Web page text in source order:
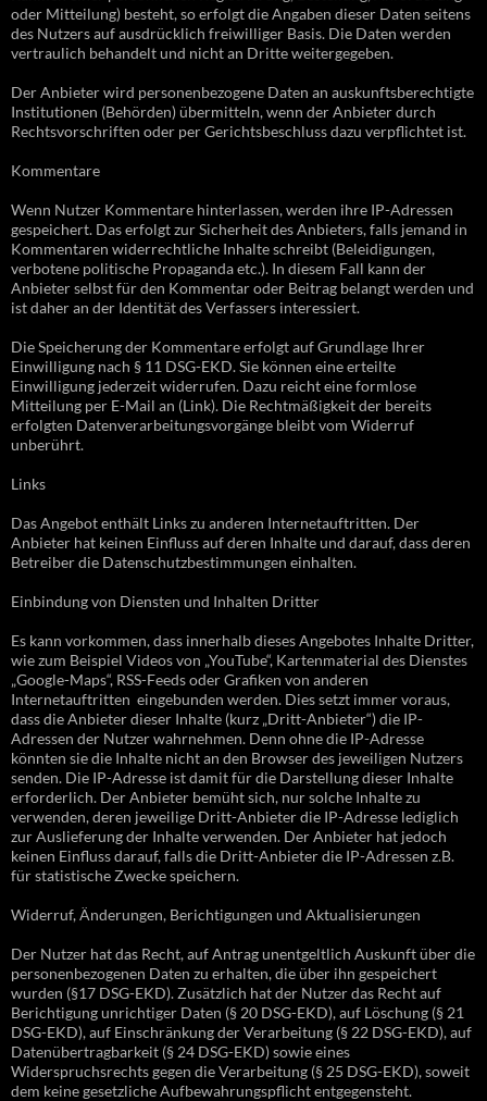
oder Mitteilung) besteht, so erfolgt die Angaben dieser Daten seitens
des Nutzers auf ausdrücklich freiwilliger Basis. Die Daten werden
vertraulich behandelt und nicht an Dritte weitergegeben.
Der Anbieter wird personenbezogene Daten an auskunftsberechtigte
Institutionen (Behörden) übermitteln, wenn der Anbieter durch
Rechtsvorschriften oder per Gerichtsbeschluss dazu verpflichtet ist.
Kommentare
Wenn Nutzer Kommentare hinterlassen, werden ihre IP-Adressen
gespeichert. Das erfolgt zur Sicherheit des Anbieters, falls jemand in
Kommentaren widerrechtliche Inhalte schreibt (Beleidigungen,
verbotene politische Propaganda etc.). In diesem Fall kann der
Anbieter selbst für den Kommentar oder Beitrag belangt werden und
ist daher an der Identität des Verfassers interessiert.
Die Speicherung der Kommentare erfolgt auf Grundlage Ihrer
Einwilligung nach § 11 DSG-EKD. Sie können eine erteilte
Einwilligung jederzeit widerrufen. Dazu reicht eine formlose
Mitteilung per E-Mail an (Link). Die Rechtmäßigkeit der bereits
erfolgten Datenverarbeitungsvorgänge bleibt vom Widerruf
unberührt.
Links
Das Angebot enthält Links zu anderen Internetauftritten. Der
Anbieter hat keinen Einfluss auf deren Inhalte und darauf, dass deren
Betreiber die Datenschutzbestimmungen einhalten.
Einbindung von Diensten und Inhalten Dritter
Es kann vorkommen, dass innerhalb dieses Angebotes Inhalte Dritter,
wie zum Beispiel Videos von „YouTube“, Kartenmaterial des Dienstes
„Google-Maps“, RSS-Feeds oder Grafiken von anderen
Internetauftritten eingebunden werden. Dies setzt immer voraus,
dass die Anbieter dieser Inhalte (kurz „Dritt-Anbieter“) die IP-
Adressen der Nutzer wahrnehmen. Denn ohne die IP-Adresse
könnten sie die Inhalte nicht an den Browser des jeweiligen Nutzers
senden. Die IP-Adresse ist damit für die Darstellung dieser Inhalte
erforderlich. Der Anbieter bemüht sich, nur solche Inhalte zu
verwenden, deren jeweilige Dritt-Anbieter die IP-Adresse lediglich
zur Auslieferung der Inhalte verwenden. Der Anbieter hat jedoch
keinen Einfluss darauf, falls die Dritt-Anbieter die IP-Adressen z.B.
für statistische Zwecke speichern.
Widerruf, Änderungen, Berichtigungen und Aktualisierungen
Der Nutzer hat das Recht, auf Antrag unentgeltlich Auskunft über die
personenbezogenen Daten zu erhalten, die über ihn gespeichert
wurden (§17 DSG-EKD). Zusätzlich hat der Nutzer das Recht auf
Berichtigung unrichtiger Daten (§ 20 DSG-EKD), auf Löschung (§ 21
DSG-EKD), auf Einschränkung der Verarbeitung (§ 22 DSG-EKD), auf
Datenübertragbarkeit (§ 24 DSG-EKD) sowie eines
Widerspruchsrechts gegen die Verarbeitung (§ 25 DSG-EKD), soweit
dem keine gesetzliche Aufbewahrungspflicht entgegensteht.